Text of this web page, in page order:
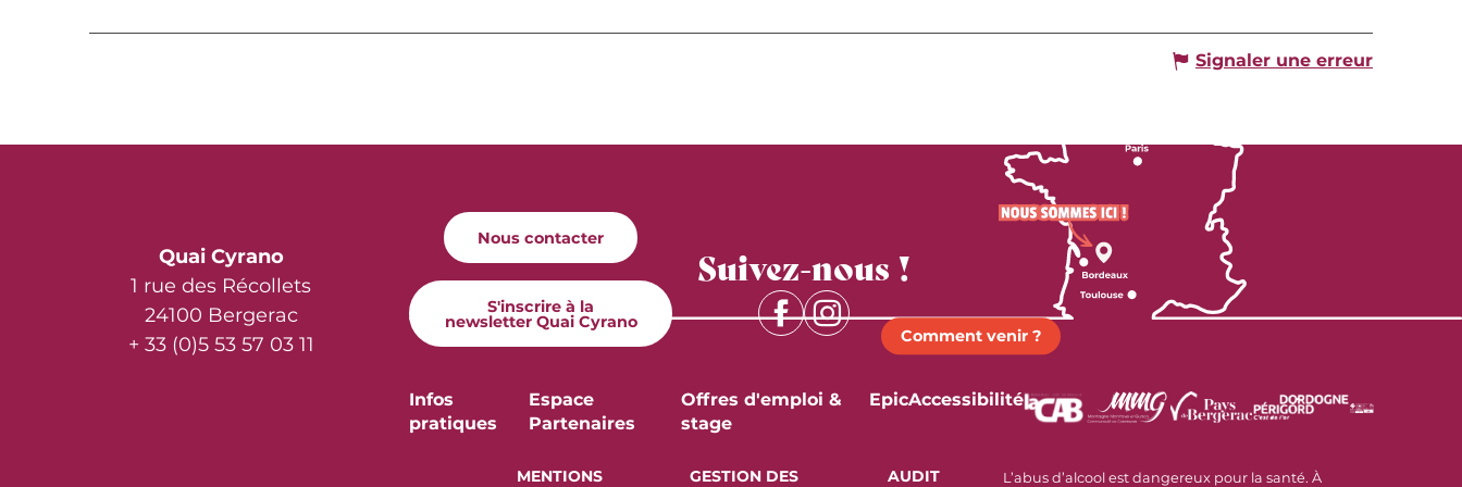
Signaler une erreur
Quai Cyrano
1 rue des Récollets
24100 Bergerac
+ 33 (0)5 53 57 03 11
Nous contacter
S'inscrire à la
newsletter Quai Cyrano
Suivez-nous !
Comment venir ?
Infos
pratiques
Espace
Partenaires
Offres d'emploi &
stage
EpicAccessibilité
MENTIONS GESTION DES AUDIT L’abus d’alcool est dangereux pour la santé. À